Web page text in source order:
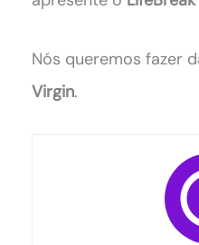
Nós queremos fazer
Virgin.